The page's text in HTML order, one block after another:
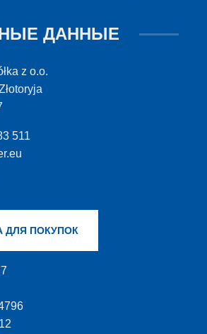
ДАННЫЕ
z o.o.
511
ДЛЯ ПОКУПОК